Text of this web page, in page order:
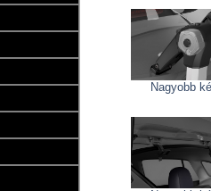
Nagyobb